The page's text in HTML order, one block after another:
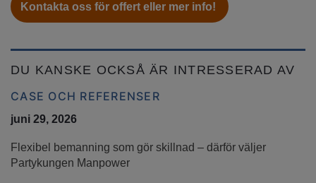
Kontakta oss för offert eller mer info!
DU KANSKE OCKSÅ ÄR INTRESSERAD AV
CASE OCH REFERENSER
juni 29, 2026
Flexibel bemanning som gör skillnad – därför väljer
Partykungen Manpower